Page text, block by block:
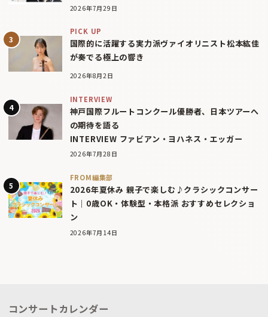
2026年7月29日
PICK UP
国際的に活躍する実力派ヴァイオリニスト松本紘佳
が奏でる極上の響き
2026年8月2日
INTERVIEW
神戸国際フルートコンクール優勝者、日本ツアーへ
の期待を語る
INTERVIEW ファビアン・ヨハネス・エッガー
2026年7月28日
FROM編集部
2026年夏休み 親子で楽しむ♪クラシックコンサー
ト｜0歳OK・体験型・本格派 おすすめセレクショ
ン
2026年7月14日
コンサートカレンダー